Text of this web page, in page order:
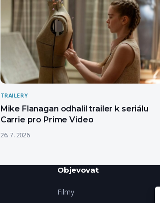
TRAILERY
Mike Flanagan odhalil trailer k seriálu
Carrie pro Prime Video
26. 7. 2026
Objevovat
Filmy